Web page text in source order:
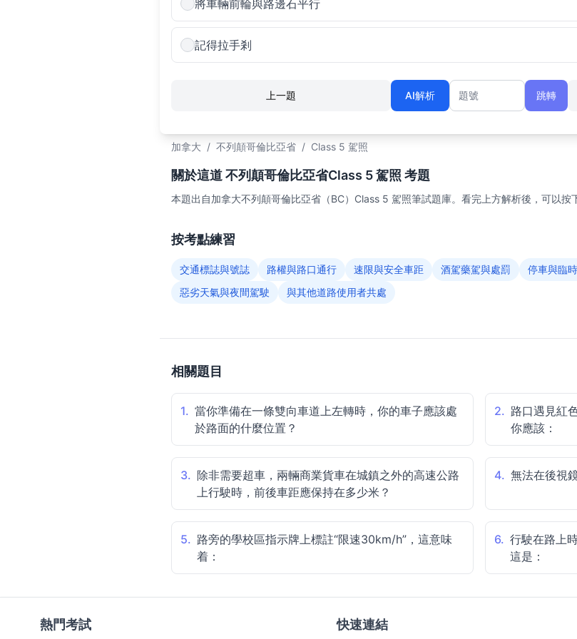
將車輛前輪與路邊石平行
記得拉手剎
上一題 AI解析
題號
跳轉
加拿大 / 不列顛哥倫比亞省 / Class 5 駕照
關於這道 不列顛哥倫比亞省Class 5 駕照 考題
本題出自加拿大不列顛哥倫比亞省（BC）Class 5 駕照筆試題庫。看完上方解析後，可以按
按考點練習
交通標誌與號誌 路權與路口通行 速限與安全車距 酒駕藥駕與處罰 停車與臨
惡劣天氣與夜間駕駛
與其他道路使用者共處
相關題目
1. 當你準備在一條雙向車道上左轉時，你的車子應該處
於路面的什麼位置？
2. 路口遇見紅
你應該：
3. 除非需要超車，兩輛商業貨車在城鎮之外的高速公路
上行駛時，前後車距應保持在多少米？
4. 無法在後視
5. 路旁的學校區指示牌上標註“限速30km/h”，這意味
着：
6. 行駛在路上
這是：
熱門考試 快速連結